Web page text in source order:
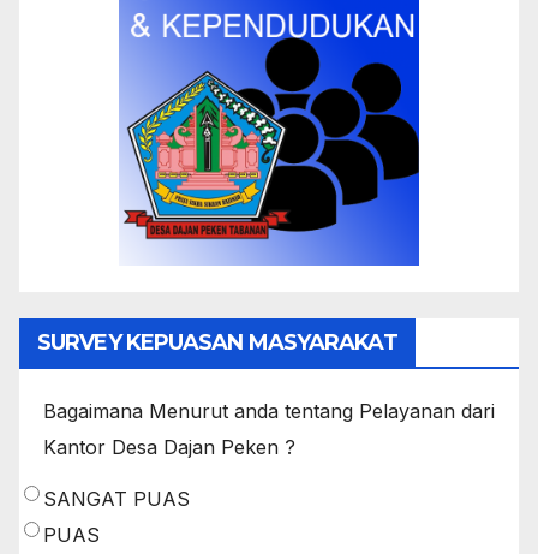
SURVEY KEPUASAN MASYARAKAT
Bagaimana Menurut anda tentang Pelayanan dari
Kantor Desa Dajan Peken ?
SANGAT PUAS
PUAS